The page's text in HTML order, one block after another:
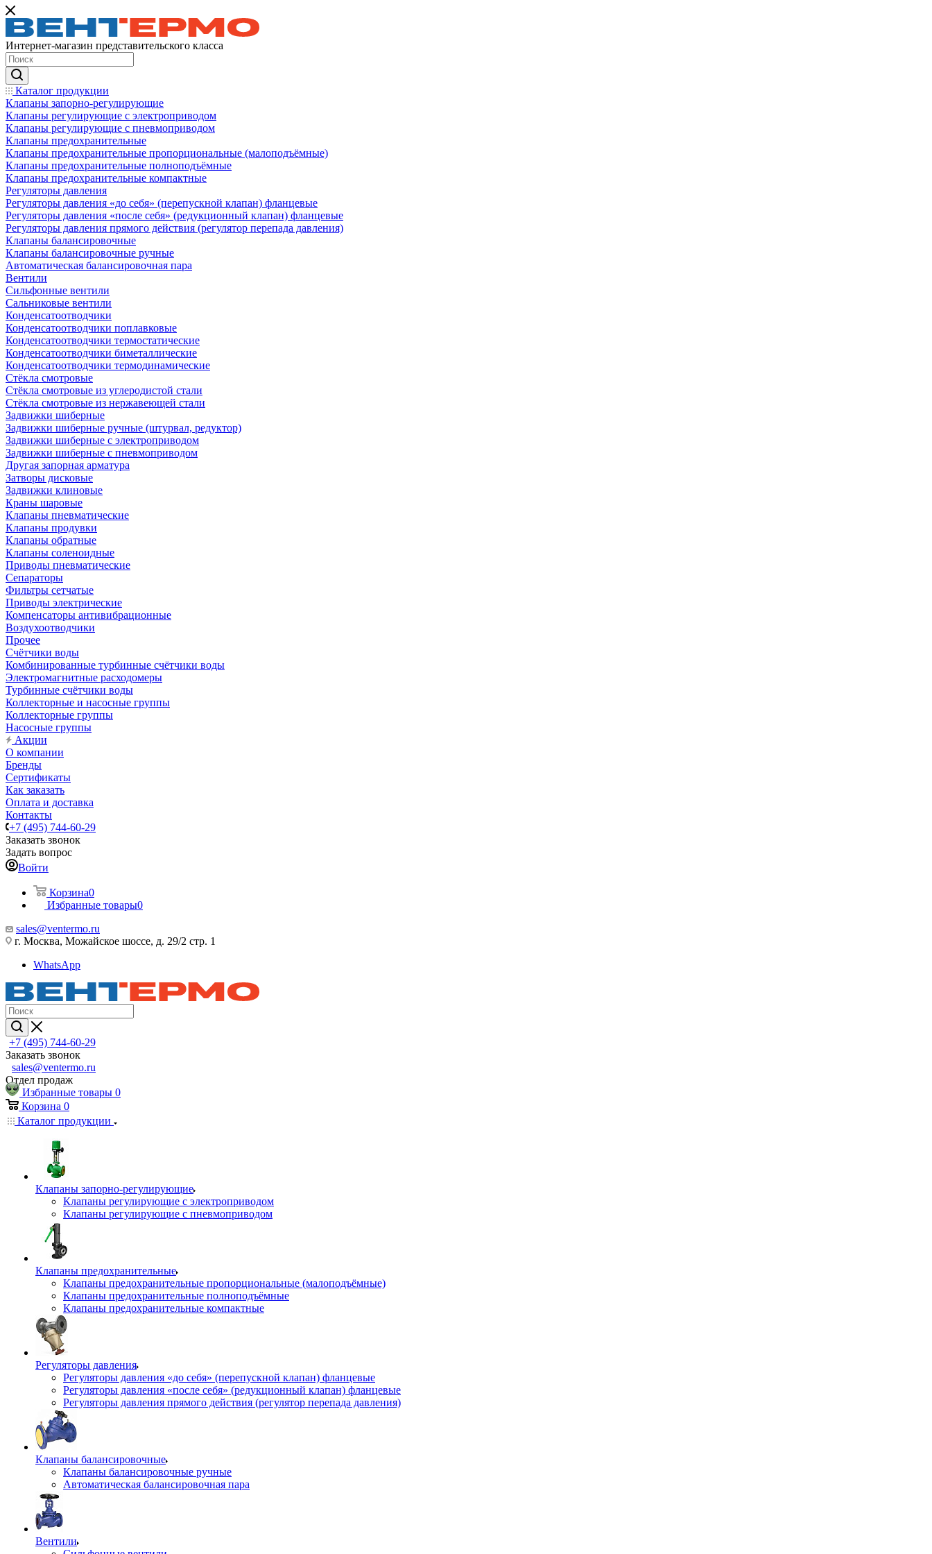
Интернет-магазин представительского класса
Каталог продукции
Клапаны запорно-регулирующие
Клапаны регулирующие с электроприводом
Клапаны регулирующие с пневмоприводом
Клапаны предохранительные
Клапаны предохранительные пропорциональные (малоподъёмные)
Клапаны предохранительные полноподъёмные
Клапаны предохранительные компактные
Регуляторы давления
Регуляторы давления «до себя» (перепускной клапан) фланцевые
Регуляторы давления «после себя» (редукционный клапан) фланцевые
Регуляторы давления прямого действия (регулятор перепада давления)
Клапаны балансировочные
Клапаны балансировочные ручные
Автоматическая балансировочная пара
Вентили
Сильфонные вентили
Сальниковые вентили
Конденсатоотводчики
Конденсатоотводчики поплавковые
Конденсатоотводчики термостатические
Конденсатоотводчики биметаллические
Конденсатоотводчики термодинамические
Стёкла смотровые
Стёкла смотровые из углеродистой стали
Стёкла смотровые из нержавеющей стали
Задвижки шиберные
Задвижки шиберные ручные (штурвал, редуктор)
Задвижки шиберные с электроприводом
Задвижки шиберные с пневмоприводом
Другая запорная арматура
Затворы дисковые
Задвижки клиновые
Краны шаровые
Клапаны пневматические
Клапаны продувки
Клапаны обратные
Клапаны соленоидные
Приводы пневматические
Сепараторы
Фильтры сетчатые
Приводы электрические
Компенсаторы антивибрационные
Воздухоотводчики
Прочее
Счётчики воды
Комбинированные турбинные счётчики воды
Электромагнитные расходомеры
Турбинные счётчики воды
Коллекторные и насосные группы
Коллекторные группы
Насосные группы
Акции
О компании
Бренды
Сертификаты
Как заказать
Оплата и доставка
Контакты
+7 (495) 744-60-29
Заказать звонок
Задать вопрос
Войти
Корзина0
Избранные товары0
sales@ventermo.ru
г. Москва, Можайское шоссе, д. 29/2 стр. 1
WhatsApp
+7 (495) 744-60-29
Заказать звонок
sales@ventermo.ru
Отдел продаж
Избранные товары 0
Корзина 0
Каталог продукции
Клапаны запорно-регулирующие
Клапаны регулирующие с электроприводом
Клапаны регулирующие с пневмоприводом
Клапаны предохранительные
Клапаны предохранительные пропорциональные (малоподъёмные)
Клапаны предохранительные полноподъёмные
Клапаны предохранительные компактные
Регуляторы давления
Регуляторы давления «до себя» (перепускной клапан) фланцевые
Регуляторы давления «после себя» (редукционный клапан) фланцевые
Регуляторы давления прямого действия (регулятор перепада давления)
Клапаны балансировочные
Клапаны балансировочные ручные
Автоматическая балансировочная пара
Вентили